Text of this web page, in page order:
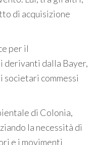
di acquisizione
per il
derivanti dalla Bayer,
commessi
di Colonia,
la necessità di
e i movimenti